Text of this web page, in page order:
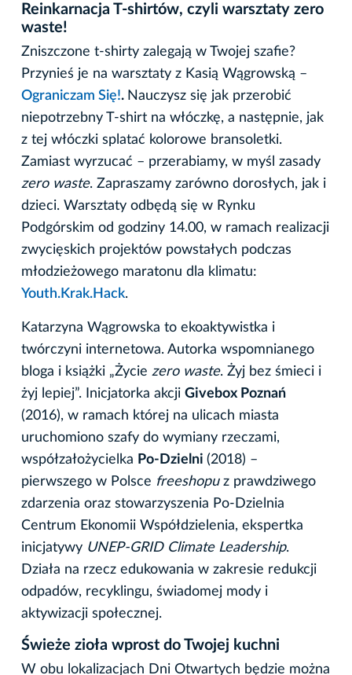
Reinkarnacja T-shirtów, czyli warsztaty zero
waste!
Zniszczone t-shirty zalegają w Twojej szafie?
Przynieś je na warsztaty z Kasią Wągrowską –
Ograniczam Się!. Nauczysz się jak przerobić
niepotrzebny T-shirt na włóczkę, a następnie, jak
z tej włóczki splatać kolorowe bransoletki.
Zamiast wyrzucać – przerabiamy, w myśl zasady
zero waste. Zapraszamy zarówno dorosłych, jak i
dzieci. Warsztaty odbędą się w Rynku
Podgórskim od godziny 14.00, w ramach realizacji
zwycięskich projektów powstałych podczas
młodzieżowego maratonu dla klimatu:
Youth.Krak.Hack.
Katarzyna Wągrowska to ekoaktywistka i
twórczyni internetowa. Autorka wspomnianego
bloga i książki „Życie zero waste. Żyj bez śmieci i
żyj lepiej”. Inicjatorka akcji Givebox Poznań
(2016), w ramach której na ulicach miasta
uruchomiono szafy do wymiany rzeczami,
współzałożycielka Po-Dzielni (2018) –
pierwszego w Polsce freeshopu z prawdziwego
zdarzenia oraz stowarzyszenia Po-Dzielnia
Centrum Ekonomii Współdzielenia, ekspertka
inicjatywy UNEP-GRID Climate Leadership.
Działa na rzecz edukowania w zakresie redukcji
odpadów, recyklingu, świadomej mody i
aktywizacji społecznej.
Świeże zioła wprost do Twojej kuchni
W obu lokalizacjach Dni Otwartych będzie można